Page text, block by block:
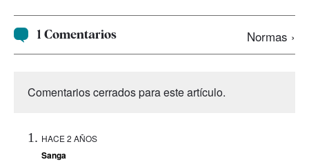
1 Comentarios Normas ›
Comentarios cerrados para este artículo.
HACE 2 AÑOS
Sanga